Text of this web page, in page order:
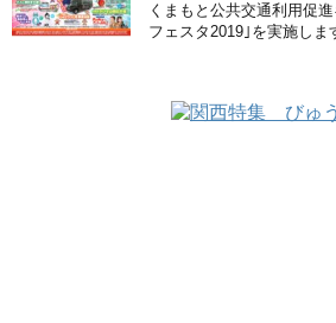
くまもと公共交通利用促
フェスタ2019｣を実施しま